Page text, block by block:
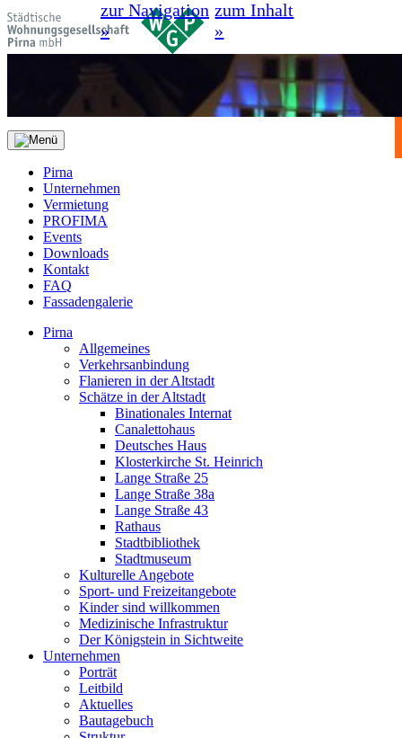
zur Navigation
»
zum Inhalt
»
Pirna
Unternehmen
Vermietung
PROFIMA
Events
Downloads
Kontakt
FAQ
Fassadengalerie
Pirna
Allgemeines
Verkehrsanbindung
Flanieren in der Altstadt
Schätze in der Altstadt
Binationales Internat
Canalettohaus
Deutsches Haus
Klosterkirche St. Heinrich
Lange Straße 25
Lange Straße 38a
Lange Straße 43
Rathaus
Stadtbibliothek
Stadtmuseum
Kulturelle Angebote
Sport- und Freizeitangebote
Kinder sind willkommen
Medizinische Infrastruktur
Der Königstein in Sichtweite
Unternehmen
Porträt
Leitbild
Aktuelles
Bautagebuch